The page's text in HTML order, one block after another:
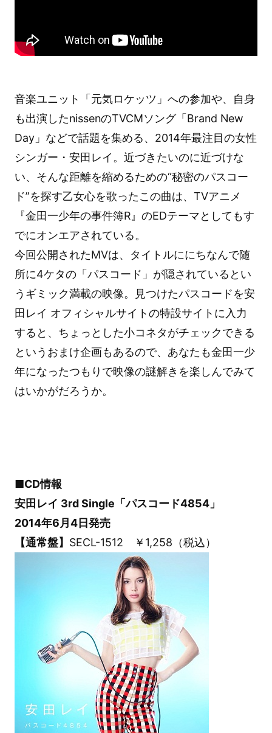
音楽ユニット「元気ロケッツ」への参加や、自身
も出演したnissenのTVCMソング「Brand New
Day」などで話題を集める、2014年最注目の女性
シンガー・安田レイ。近づきたいのに近づけな
い、そんな距離を縮めるための“秘密のパスコー
ド”を探す乙女心を歌ったこの曲は、TVアニメ
『金田一少年の事件簿R』のEDテーマとしてもす
でにオンエアされている。
今回公開されたMVは、タイトルににちなんで随
所に4ケタの「パスコード」が隠されているとい
うギミック満載の映像。見つけたパスコードを安
田レイ オフィシャルサイトの特設サイトに入力
すると、ちょっとした小コネタがチェックできる
というおまけ企画もあるので、あなたも金田一少
年になったつもりで映像の謎解きを楽しんでみて
はいかがだろうか。
■CD情報
安田レイ 3rd Single「パスコード4854」
2014年6月4日発売
【通常盤】 SECL-1512 ￥1,258（税込）